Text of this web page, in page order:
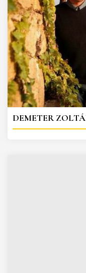
DEMETER